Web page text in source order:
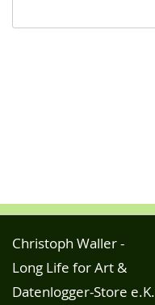
Christoph Waller -
Long Life for Art &
Datenlogger-Store e.K.